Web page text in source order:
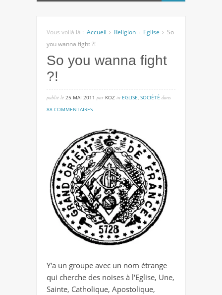
Vous voilà là : Accueil Religion Eglise
So
you wanna fight ?!
So you wanna fight
?!
publié lé 25 MAI 2011 par KOZ in EGLISE SOCIÉTÉ dans
88 COMMENTAIRESsur
you
wanna
fight
?!
Y'a un groupe avec un nom étrange
qui cherche des noises à l'Eglise, Une,
Sainte, Catholique, Apostolique,